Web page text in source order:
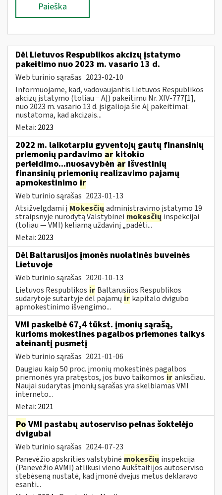
Paieška
Dėl Lietuvos Respublikos akcizų įstatymo
pakeitimo nuo 2023 m. vasario 13 d.
Web turinio sąrašas 2023-02-10
Informuojame, kad, vadovaujantis Lietuvos Respublikos
akcizų įstatymo (toliau − AĮ) pakeitimu Nr. XIV-777[1],
nuo 2023 m. vasario 13 d. įsigalioja šie AĮ pakeitimai:
nustatoma, kad akcizais...
Metai: 2023
2022 m. laikotarpiu gyventojų gautų finansinių
priemonių pardavimo ar kitokio
perleidimo...nuosavybėn ar išvestinių
finansinių priemonių realizavimo pajamų
apmokestinimo ir
Web turinio sąrašas 2023-01-13
Atsižvelgdami į Mokesčių administravimo įstatymo 19
straipsnyje nurodytą Valstybinei mokesčių inspekcijai
(toliau — VMI) keliamą uždavinį „padėti...
Metai: 2023
Dėl Baltarusijos įmonės nuolatinės buveinės
Lietuvoje
Web turinio sąrašas 2020-10-13
Lietuvos Respublikos ir Baltarusijos Respublikos
sudarytoje sutartyje dėl pajamų ir kapitalo dvigubo
apmokestinimo išvengimo...
VMI paskelbė 67,4 tūkst. įmonių sąrašą,
kurioms mokestines pagalbos priemones taikys
ateinantį pusmetį
Web turinio sąrašas 2021-01-06
Daugiau kaip 50 proc. įmonių mokestinės pagalbos
priemonės yra pratęstos, jos buvo taikomos iranksčiau.
Naujai sudarytas įmonių sąrašas yra skelbiamas VMI
interneto...
Metai: 2021
Po VMI pastabų autoserviso pelnas šoktelėjo
dvigubai
Web turinio sąrašas 2024-07-23
Panevėžio apskrities valstybinė mokesčių inspekcija
(Panevėžio AVMI) atlikusi vieno Aukštaitijos autoserviso
stebėseną nustatė, kad įmonė dvejus metus deklaravo
esanti...